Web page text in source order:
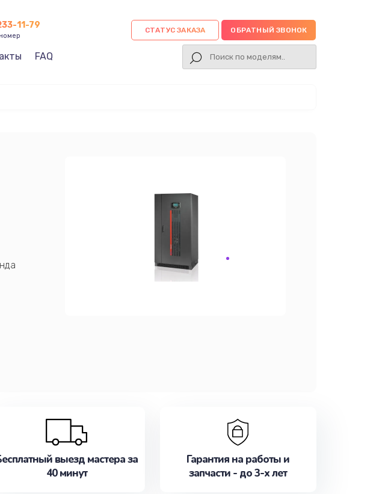
11-79 СТАТУС ЗАКАЗА ОБРАТНЫЙ ЗВОНОК
FAQ
выезд мастера за
40 минут
Гарантия на работы и
запчасти - до 3-х лет